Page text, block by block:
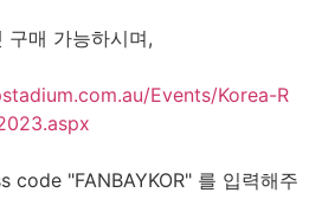
구매 가능하시며,
Events/Korea-R
code "FANBAYKOR" 를 입력해주